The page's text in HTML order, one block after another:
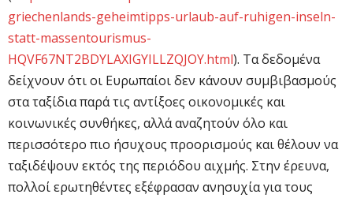
griechenlands-geheimtipps-urlaub-auf-ruhigen-inseln-
statt-massentourismus-
HQVF67NT2BDYLAXIGYILLZQJOY.html). Τα δεδομένα
δείχνουν ότι οι Ευρωπαίοι δεν κάνουν συμβιβασμούς
στα ταξίδια παρά τις αντίξοες οικονομικές και
κοινωνικές συνθήκες, αλλά αναζητούν όλο και
περισσότερο πιο ήσυχους προορισμούς και θέλουν να
ταξιδέψουν εκτός της περιόδου αιχμής. Στην έρευνα,
πολλοί ερωτηθέντες εξέφρασαν ανησυχία για τους